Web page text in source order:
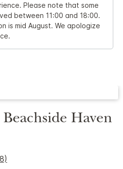
Please note that some
between 11:00 and 18:00.
is mid August. We apologize
Haven